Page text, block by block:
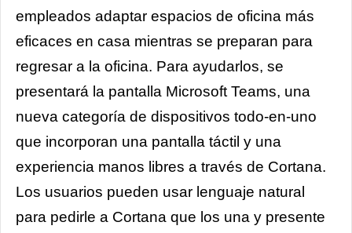
empleados adaptar espacios de oficina más
eficaces en casa mientras se preparan para
regresar a la oficina. Para ayudarlos, se
presentará la pantalla Microsoft Teams, una
nueva categoría de dispositivos todo-en-uno
que incorporan una pantalla táctil y una
experiencia manos libres a través de Cortana.
Los usuarios pueden usar lenguaje natural
para pedirle a Cortana que los una y presente